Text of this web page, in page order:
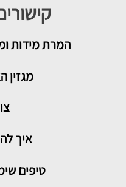
המרת מידות
מגזין
איך
טיפים